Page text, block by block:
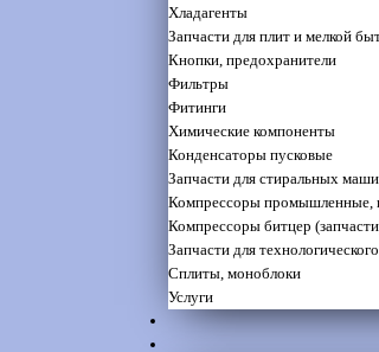
Хладагенты
Запчасти для плит и мелкой
Кнопки, предохранители
Фильтры
Фитинги
Химические компоненты
Конденсаторы пусковые
Запчасти для стиральных
Компрессоры
Компрессоры битцер
Запчасти для
Сплиты, моноблоки
Услуги